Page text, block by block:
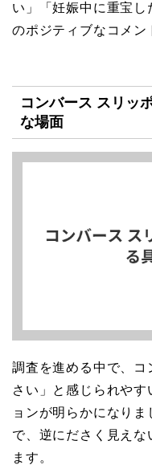
い」「妊娠中に重宝し
のポジティブなコメン
コンバース スリッ
な場面
調査を進める中で、
さい」と感じられや
ョンが明らかになり
で、逆にださく見えな
ます。